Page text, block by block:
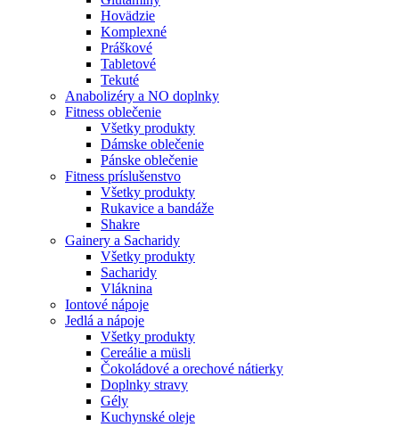
Hovädzie
Komplexné
Práškové
Tabletové
Tekuté
Anabolizéry a NO doplnky
Fitness oblečenie
Všetky produkty
Dámske oblečenie
Pánske oblečenie
Fitness príslušenstvo
Všetky produkty
Rukavice a bandáže
Shakre
Gainery a Sacharidy
Všetky produkty
Sacharidy
Vláknina
Iontové nápoje
Jedlá a nápoje
Všetky produkty
Cereálie a müsli
Čokoládové a orechové nátierky
Doplnky stravy
Gély
Kuchynské oleje